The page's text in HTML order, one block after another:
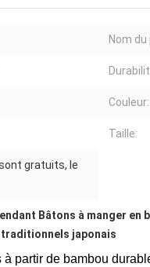
Nom
Couleur:
Taille:
gratuits, le
Bâtons à manger en
japonais
partir de bambou